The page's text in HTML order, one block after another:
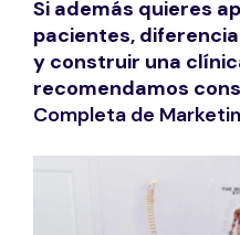
Si además quieres
pacientes,
y construir una
recomendamos
Completa de